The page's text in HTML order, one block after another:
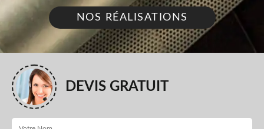
NOS RÉALISATIONS
DEVIS GRATUIT